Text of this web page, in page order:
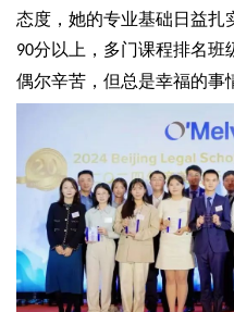
态度，她的专业基础日益扎
90分以上，多门课程排名班
偶尔辛苦，但总是幸福的事